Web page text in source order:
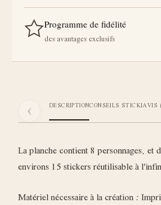
Programme de fidélité
des avantages exclusifs
‹ DESCRIPTIONCONSEILS STICKIAVIS
La planche contient 8 personnages, et
environs 15 stickers réutilisable à
Matériel nécessaire à la création :